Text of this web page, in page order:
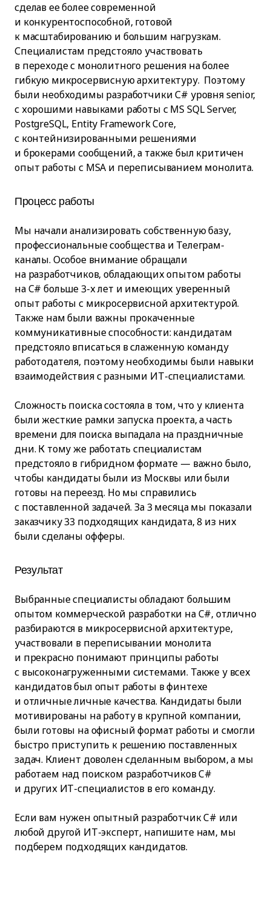
сделав ее более современной
и конкурентоспособной, готовой
к масштабированию и большим нагрузкам.
Специалистам предстояло участвовать
в переходе с монолитного решения на более
гибкую микросервисную архитектуру. Поэтому
были необходимы разработчики С# уровня senior,
с хорошими навыками работы с MS SQL Server,
PostgreSQL, Entity Framework Core,
с контейнизированными решениями
и брокерами сообщений, а также был критичен
опыт работы с MSA и переписыванием монолита.
Процесс работы
Мы начали анализировать собственную базу,
профессиональные сообщества и Телеграм-
каналы. Особое внимание обращали
на разработчиков, обладающих опытом работы
на C# больше 3-х лет и имеющих уверенный
опыт работы с микросервисной архитектурой.
Также нам были важны прокаченные
коммуникативные способности: кандидатам
предстояло вписаться в слаженную команду
работодателя, поэтому необходимы были навыки
взаимодействия с разными ИТ-специалистами.
Сложность поиска состояла в том, что у клиента
были жесткие рамки запуска проекта, а часть
времени для поиска выпадала на праздничные
дни. К тому же работать специалистам
предстояло в гибридном формате — важно было,
чтобы кандидаты были из Москвы или были
готовы на переезд. Но мы справились
с поставленной задачей. За 3 месяца мы показали
заказчику 33 подходящих кандидата, 8 из них
были сделаны офферы.
Результат
Выбранные специалисты обладают большим
опытом коммерческой разработки на C#, отлично
разбираются в микросервисной архитектуре,
участвовали в переписывании монолита
и прекрасно понимают принципы работы
с высоконагруженными системами. Также у всех
кандидатов был опыт работы в финтехе
и отличные личные качества. Кандидаты были
мотивированы на работу в крупной компании,
были готовы на офисный формат работы и смогли
быстро приступить к решению поставленных
задач. Клиент доволен сделанным выбором, а мы
работаем над поиском разработчиков C#
и других ИТ-специалистов в его команду.
Если вам нужен опытный разработчик C# или
любой другой ИТ-эксперт, напишите нам, мы
подберем подходящих кандидатов.